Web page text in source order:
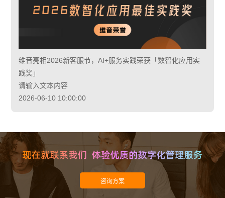
维音亮相2026新客服节，AI+服务实践荣获「数智化应用实
践奖」
请输入文本内容
2026-06-10 10:00:00